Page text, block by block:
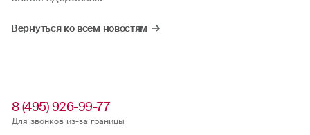
Вернуться ко всем новостям
8 (495) 926-99-77
Для звонков из-за границы